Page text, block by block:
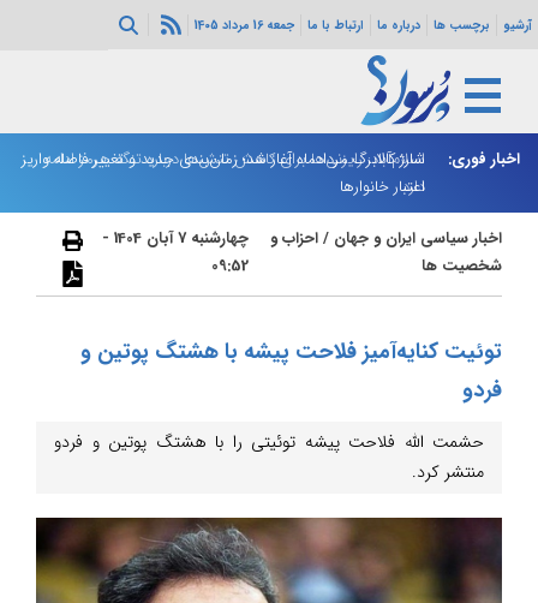
آرشیو برچسب ها درباره ما ارتباط با ما جمعه 16 مرداد 1405
اخبار فوری:
اسلام‌آباد: رایزنی‌ها برای کاهش تنش‌ها درباره تنگه هرمز ادامه
دارد
شارژ کالابرگ مردادماه آغاز شد؛ زمان‌بندی جدید و تغییر فاصله واریز
اعتبار خانوارها
اخبار سیاسی ایران و جهان /احزاب و
شخصیت ها
چهارشنبه 7 آبان 1404 -
09:52
توئیت کنایه‌آمیز فلاحت پیشه با هشتگ پوتین و
فردو
حشمت الله فلاحت پیشه توئیتی را با هشتگ پوتین و فردو
منتشر کرد.